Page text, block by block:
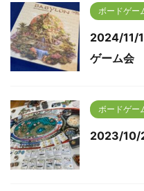
ボードゲー
2024/11/
ゲーム会
ボードゲー
2023/10/